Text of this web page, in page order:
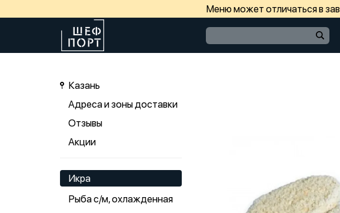
Меню может отличаться в
Казань
Адреса и зоны доставки
Отзывы
Акции
Икра
Рыба с/м, охлажденная